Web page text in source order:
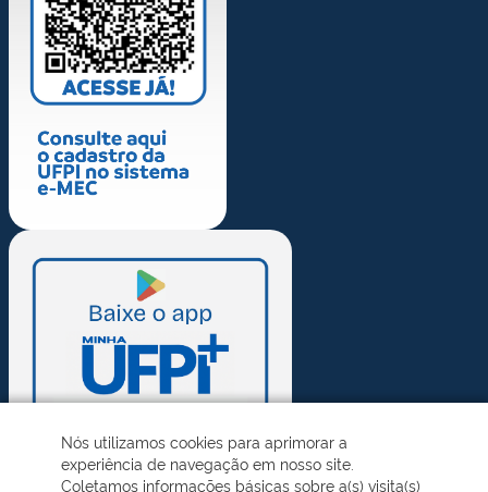
Nós utilizamos cookies para aprimorar a
experiência de navegação em nosso site.
Coletamos informações básicas sobre a(s) visita(s)